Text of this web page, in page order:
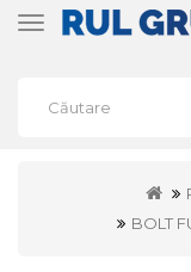
Toggle
BOLT